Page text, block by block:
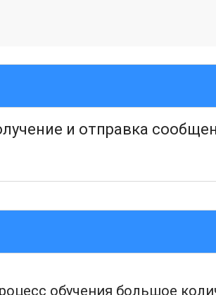
и отправка
обучения большое